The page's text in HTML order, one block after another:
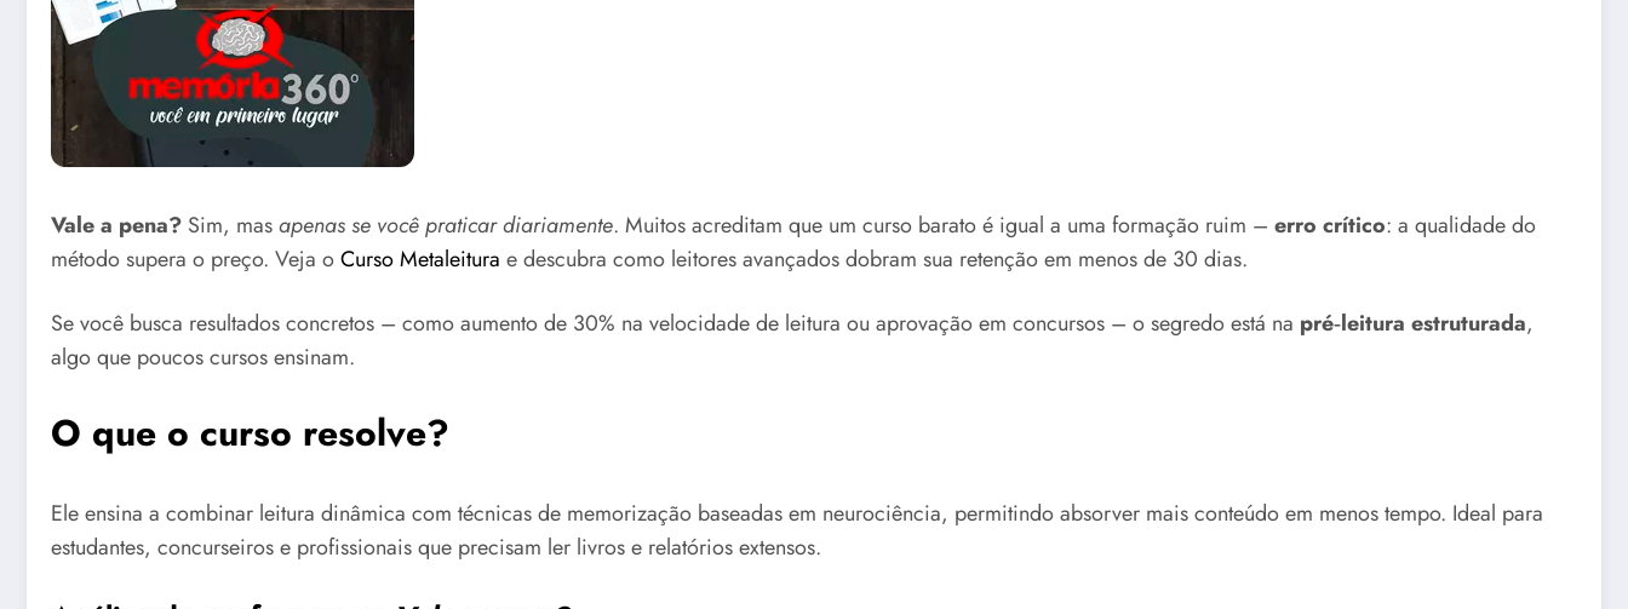
Vale a pena? Sim, masapenas se você praticar diariamente. Muitos acreditam que um curso barato é igual a uma formação ruim – erro crítico: a qualidade do
método supera o preço. Veja oCurso Metaleitura e descubra como leitores avançados dobram sua retenção em menos de 30 dias.
Se você busca resultados concretos – como aumento de 30% na velocidade de leitura ou aprovação em concursos – o segredo está na pré‑leitura estruturada,
algo que poucos cursos ensinam.
O que o curso resolve?
Ele ensina a combinar leitura dinâmica com técnicas de memorização baseadas em neurociência, permitindo absorver mais conteúdo em menos tempo. Ideal para
estudantes, concurseiros e profissionais que precisam ler livros e relatórios extensos.